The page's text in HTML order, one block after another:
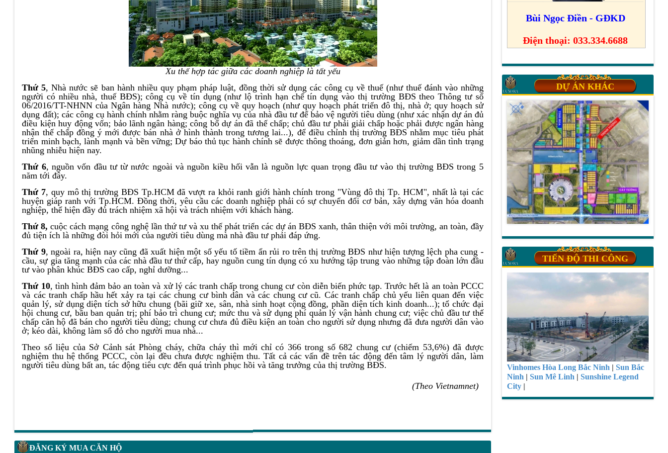
Xu thế hợp tác giữa các doanh nghiệp là tất yếu
Thứ 5, Nhà nước sẽ ban hành nhiều quy phạm pháp luật, đồng thời sử dụng các công cụ về thuế (như thuế đánh vào những
người có nhiều nhà, thuế BĐS); công cụ về tín dụng (như lộ trình hạn chế tín dụng vào thị trường BĐS theo Thông tư số
06/2016/TT-NHNN của Ngân hàng Nhà nước); công cụ về quy hoạch (như quy hoạch phát triển đô thị, nhà ở; quy hoạch sử
dụng đất); các công cụ hành chính nhằm ràng buộc nghĩa vụ của nhà đầu tư để bảo vệ người tiêu dùng (như xác nhận dự án đủ
điều kiện huy động vốn; bảo lãnh ngân hàng; công bố dự án đã thế chấp; chủ đầu tư phải giải chấp hoặc phải được ngân hàng
nhận thế chấp đồng ý mới được bán nhà ở hình thành trong tương lai...), để điều chỉnh thị trường BĐS nhằm mục tiêu phát
triển minh bạch, lành mạnh và bền vững; Dự báo thủ tục hành chính sẽ được thông thoáng, đơn giản hơn, giảm dần tình trạng
nhũng nhiễu hiện nay.
Thứ 6, nguồn vốn đầu tư từ nước ngoài và nguồn kiều hối vẫn là nguồn lực quan trọng đầu tư vào thị trường BĐS trong 5
năm tới đây.
Thứ 7, quy mô thị trường BĐS Tp.HCM đã vượt ra khỏi ranh giới hành chính trong "Vùng đô thị Tp. HCM", nhất là tại các
huyện giáp ranh với Tp.HCM. Đồng thời, yêu cầu các doanh nghiệp phải có sự chuyển đổi cơ bản, xây dựng văn hóa doanh
nghiệp, thể hiện đầy đủ trách nhiệm xã hội và trách nhiệm với khách hàng.
Thứ 8, cuộc cách mạng công nghệ lần thứ tư và xu thế phát triển các dự án BĐS xanh, thân thiện với môi trường, an toàn, đầy
đủ tiện ích là những đòi hỏi mới của người tiêu dùng mà nhà đầu tư phải đáp ứng.
Thứ 9, ngoài ra, hiện nay cũng đã xuất hiện một số yếu tố tiềm ẩn rủi ro trên thị trường BĐS như hiện tượng lệch pha cung -
cầu, sự gia tăng mạnh của các nhà đầu tư thứ cấp, hay nguồn cung tín dụng có xu hướng tập trung vào những tập đoàn lớn đầu
tư vào phân khúc BĐS cao cấp, nghỉ dưỡng...
Thứ 10, tình hình đảm bảo an toàn và xử lý các tranh chấp trong chung cư còn diễn biến phức tạp. Trước hết là an toàn PCCC
và các tranh chấp hầu hết xảy ra tại các chung cư bình dân và các chung cư cũ. Các tranh chấp chủ yếu liên quan đến việc
quản lý, sử dụng diện tích sở hữu chung (bãi giữ xe, sân, nhà sinh hoạt cộng đồng, phần diện tích kinh doanh...); tổ chức đại
hội chung cư, bầu ban quản trị; phí bảo trì chung cư; mức thu và sử dụng phí quản lý vận hành chung cư; việc chủ đầu tư thế
chấp căn hộ đã bán cho người tiêu dùng; chung cư chưa đủ điều kiện an toàn cho người sử dụng nhưng đã đưa người dân vào
ở; kéo dài, không làm sổ đỏ cho người mua nhà...
Theo số liệu của Sở Cảnh sát Phòng cháy, chữa cháy thì mới chỉ có 366 trong số 682 chung cư (chiếm 53,6%) đã được
nghiệm thu hệ thống PCCC, còn lại đều chưa được nghiệm thu. Tất cả các vấn đề trên tác động đến tâm lý người dân, làm
người tiêu dùng bất an, tác động tiêu cực đến quá trình phục hồi và tăng trưởng của thị trường BĐS.
(Theo Vietnamnet)
ĐĂNG KÝ MUA CĂN HỘ
Bùi Ngọc Điền - GĐKD
Điện thoại: 033.334.6688
DỰ ÁN KHÁC
TIẾN ĐỘ THI CÔNG
Vinhomes Hòa Long Bắc Ninh | Sun Bắc
Ninh | Sun Mê Linh | Sunshine Legend
City|